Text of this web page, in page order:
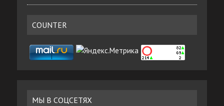
COUNTER
МЫ В СОЦСЕТЯХ